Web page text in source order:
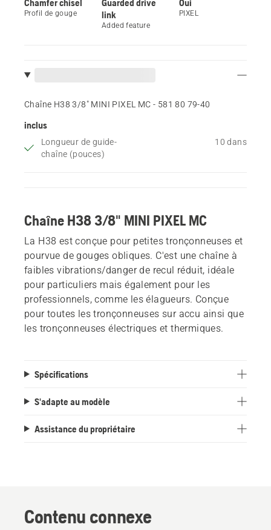
Chamfer chisel
Profil de gouge
Guarded drive
link
Added feature
Oui
PIXEL
Chaîne H38 3/8" MINI PIXEL MC - 581 80 79‑40
inclus
Longueur de guide-
chaîne (pouces)
10 dans
Chaîne H38 3/8" MINI PIXEL MC
La H38 est conçue pour petites tronçonneuses et
pourvue de gouges obliques. C'est une chaîne à
faibles vibrations/danger de recul réduit, idéale
pour particuliers mais également pour les
professionnels, comme les élagueurs. Conçue
pour toutes les tronçonneuses sur accu ainsi que
les tronçonneuses électriques et thermiques.
Spécifications
S'adapte au modèle
Assistance du propriétaire
Contenu connexe